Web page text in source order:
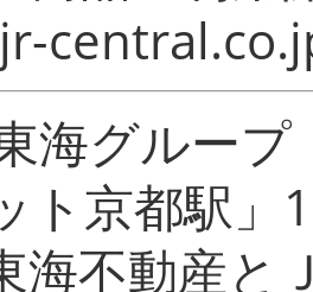
海グルー
ト京都駅」
不動産と